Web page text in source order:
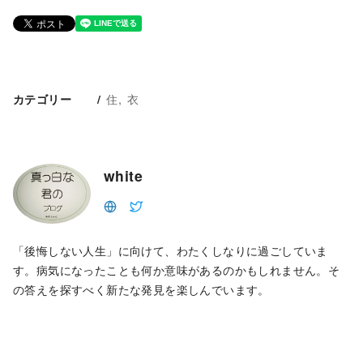
カテゴリー 住 衣
white
「後悔しない人生」に向けて、わたくしなりに過ごしていま
す。病気になったことも何か意味があるのかもしれません。そ
の答えを探すべく新たな発見を楽しんでいます。